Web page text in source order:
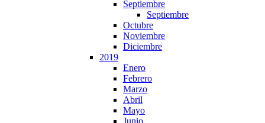
Septiembre
Septiembre
Octubre
Noviembre
Diciembre
2019
Enero
Febrero
Marzo
Abril
Mayo
Junio